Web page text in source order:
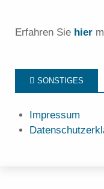
Erfahren Sie hier
SONSTIGES
Impressum